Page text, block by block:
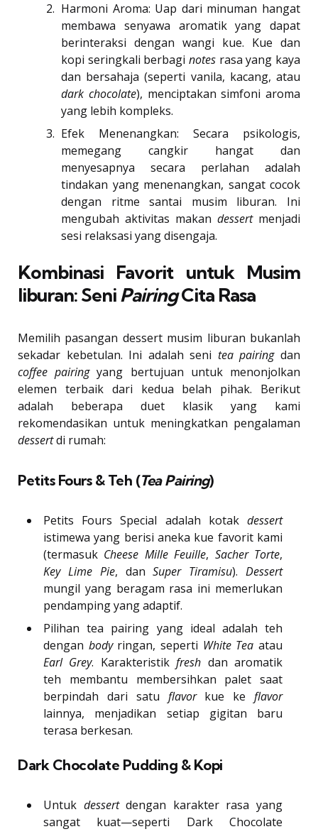
Harmoni Aroma: Uap dari minuman hangat
membawa senyawa aromatik yang dapat
berinteraksi dengan wangi kue. Kue dan
kopi seringkali berbagi notes rasa yang kaya
dan bersahaja (seperti vanila, kacang, atau
dark chocolate), menciptakan simfoni aroma
yang lebih kompleks.
Efek Menenangkan: Secara psikologis,
memegang cangkir hangat dan
menyesapnya secara perlahan adalah
tindakan yang menenangkan, sangat cocok
dengan ritme santai musim liburan. Ini
mengubah aktivitas makan dessertmenjadi
sesi relaksasi yang disengaja.
Kombinasi Favorit untuk Musim
liburan: SeniPairingCita Rasa
Memilih pasangan dessert musim liburan bukanlah
sekadar kebetulan. Ini adalah seni tea pairingdan
coffee pairingyang bertujuan untuk menonjolkan
elemen terbaik dari kedua belah pihak. Berikut
adalah beberapa duet klasik yang kami
rekomendasikan untuk meningkatkan pengalaman
dessertdi rumah:
Petits Fours & Teh (Tea Pairing)
Petits Fours Special adalah kotak dessert
istimewa yang berisi aneka kue favorit kami
(termasuk Cheese Mille Feuille, Sacher Torte,
Key Lime Pie, danSuper Tiramisu).Dessert
mungil yang beragam rasa ini memerlukan
pendamping yang adaptif.
Pilihan tea pairing yang ideal adalah teh
dengan bodyringan, seperti White Tea atau
Earl Grey. Karakteristikfresh dan aromatik
teh membantu membersihkan palet saat
berpindah dari satu flavorkue ke flavor
lainnya, menjadikan setiap gigitan baru
terasa berkesan.
Dark Chocolate Pudding & Kopi
Untuk dessertdengan karakter rasa yang
sangat kuat—seperti Dark Chocolate